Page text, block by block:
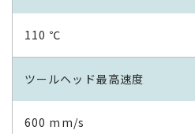
110 ℃
ツールヘッド最高速度
600 mm/s